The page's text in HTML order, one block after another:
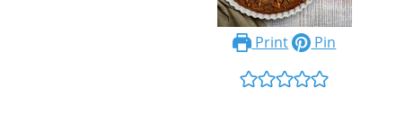
Print Pin